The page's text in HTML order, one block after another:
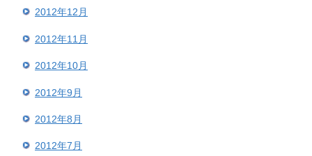
2012年12月
2012年11月
2012年10月
2012年9月
2012年8月
2012年7月